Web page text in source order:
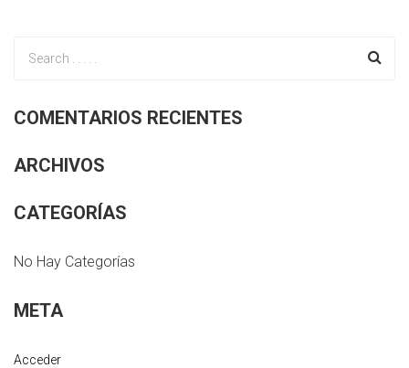
COMENTARIOS RECIENTES
ARCHIVOS
CATEGORÍAS
No Hay Categorías
META
Acceder